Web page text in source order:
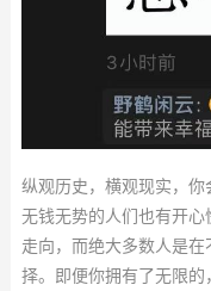
纵观历史，横观现实，
无钱无势的人们也有开
走向，而绝大多数人是
择。即便你拥有了无限